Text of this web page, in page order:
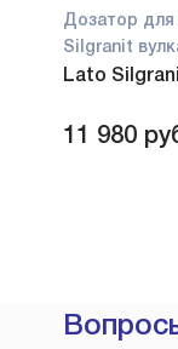
Дозатор
Silgranit
Lato
11 980